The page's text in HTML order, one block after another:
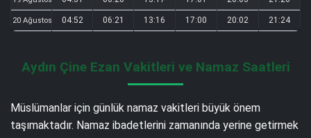
20 Ağustos 04:52 06:21 13:16 17:00 20:02 21:24
Aydın Çine Ezan Vakitleri ve Namaz Saatleri
Müslümanlar için günlük namaz vakitleri büyük önem
taşımaktadır. Namaz ibadetlerini zamanında yerine getirmek